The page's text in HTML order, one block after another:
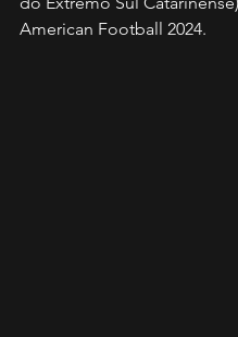
American Football 2024.